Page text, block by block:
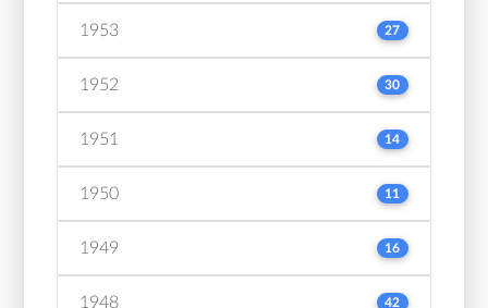
1953 27
1952 30
1951 14
1950 11
1949 16
1948 42